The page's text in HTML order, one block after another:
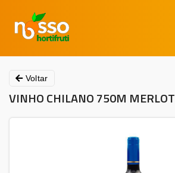
Voltar
VINHO CHILANO 750M MERLOT